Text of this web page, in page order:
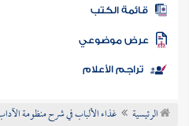
المكتبة
الكتب
موضوعي
تراجم الأعلام
الرئيسية غذاء الألباب في شرح منظومة